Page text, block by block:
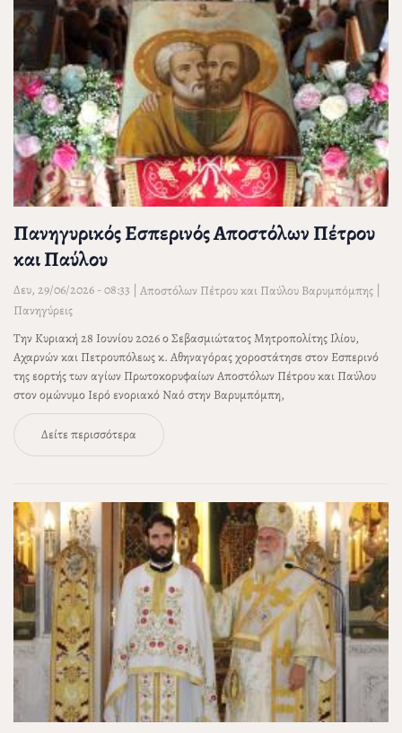
Πανηγυρικός Εσπερινός Αποστόλων Πέτρου
και Παύλου
Δευ, 29/06/2026 - 08:33 | Αποστόλων Πέτρου και Παύλου Βαρυμπόμπης |
Πανηγύρεις
Την Κυριακή 28 Ιουνίου 2026 ο Σεβασμιώτατος Μητροπολίτης Ιλίου,
Αχαρνών και Πετρουπόλεως κ. Αθηναγόρας χοροστάτησε στον Εσπερινό
της εορτής των αγίων Πρωτοκορυφαίων Αποστόλων Πέτρου και Παύλου
στον ομώνυμο Ιερό ενοριακό Ναό στην Βαρυμπόμπη,
Δείτε περισσότερα